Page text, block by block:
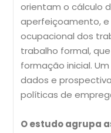
orientam o cálculo
aperfeiçoamento,
ocupacional dos
trabalho formal,
formação inicial.
dados e
políticas de
O estudo agrupa